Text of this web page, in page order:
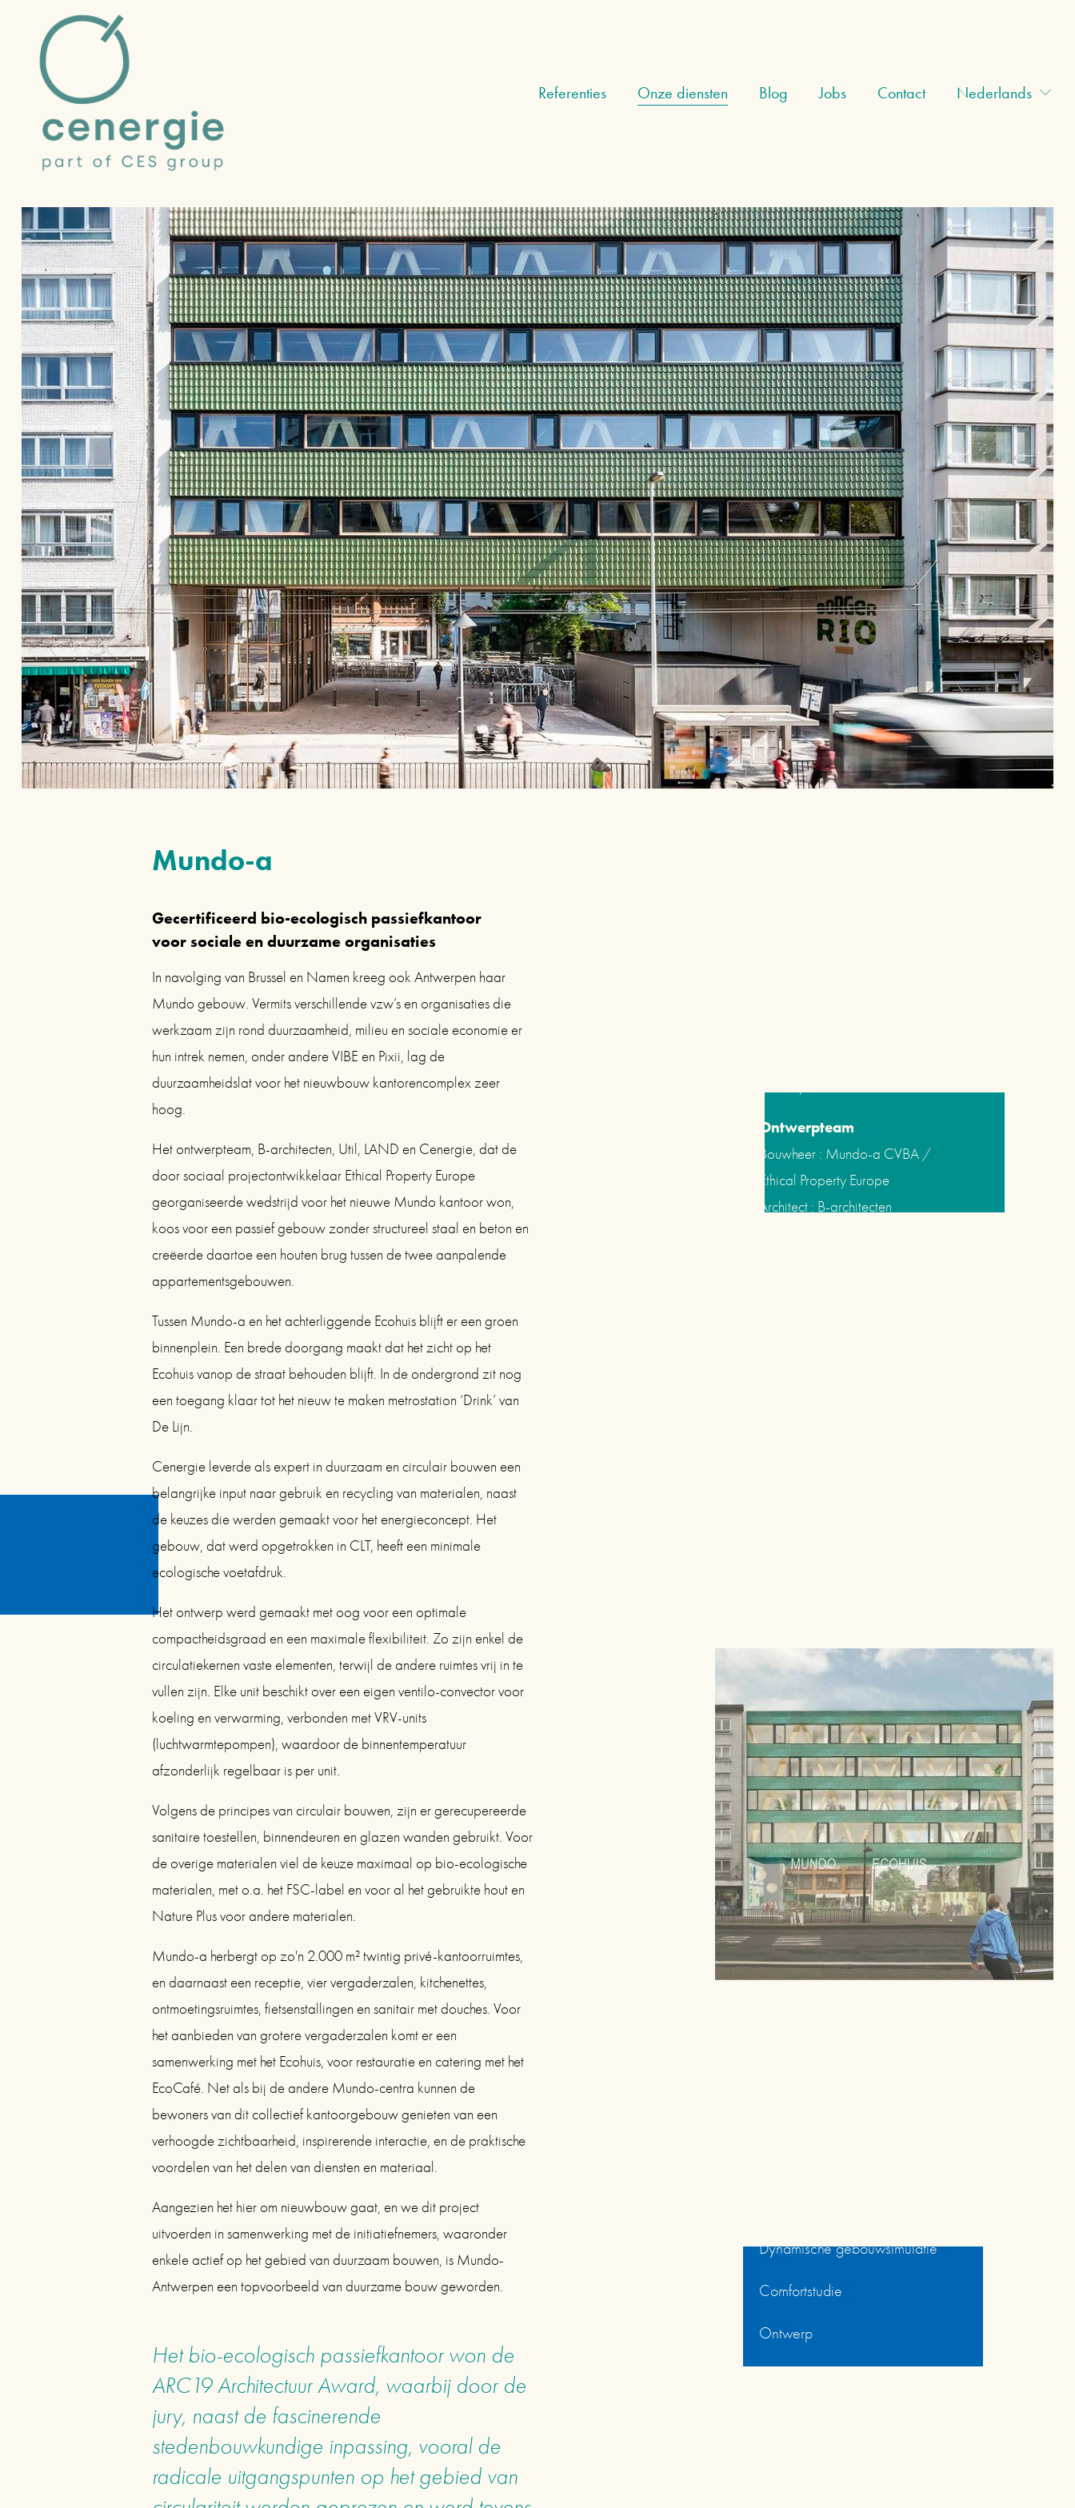
Referenties Onze diensten Blog Jobs Contact Nederlands
Mundo-a
Gecertificeerd bio-ecologisch passiefkantoor
voor sociale en duurzame organisaties
Ontwerpteam
Bouwheer : Mundo-a CVBA /
Ethical Property Europe
Architect : B-architecten
In navolging van Brussel en Namen kreeg ook Antwerpen haar
Mundo gebouw. Vermits verschillende vzw’s en organisaties die
werkzaam zijn rond duurzaamheid, milieu en sociale economie er
hun intrek nemen, onder andere VIBE en Pixii, lag de
duurzaamheidslat voor het nieuwbouw kantorencomplex zeer
hoog.
Het ontwerpteam, B-architecten, Util, LAND en Cenergie, dat de
door sociaal projectontwikkelaar Ethical Property Europe
georganiseerde wedstrijd voor het nieuwe Mundo kantoor won,
koos voor een passief gebouw zonder structureel staal en beton en
creëerde daartoe een houten brug tussen de twee aanpalende
appartementsgebouwen.
Tussen Mundo-a en het achterliggende Ecohuis blijft er een groen
binnenplein. Een brede doorgang maakt dat het zicht op het
Ecohuis vanop de straat behouden blijft. In de ondergrond zit nog
een toegang klaar tot het nieuw te maken metrostation ‘Drink’ van
De Lijn.
Cenergie leverde als expert in duurzaam en circulair bouwen een
belangrijke input naar gebruik en recycling van materialen, naast
de keuzes die werden gemaakt voor het energieconcept. Het
gebouw, dat werd opgetrokken in CLT, heeft een minimale
ecologische voetafdruk.
Het ontwerp werd gemaakt met oog voor een optimale
compactheidsgraad en een maximale flexibiliteit. Zo zijn enkel de
circulatiekernen vaste elementen, terwijl de andere ruimtes vrij in te
vullen zijn. Elke unit beschikt over een eigen ventilo-convector voor
koeling en verwarming, verbonden met VRV-units
(luchtwarmtepompen), waardoor de binnentemperatuur
afzonderlijk regelbaar is per unit.
Volgens de principes van circulair bouwen, zijn er gerecupereerde
sanitaire toestellen, binnendeuren en glazen wanden gebruikt. Voor
de overige materialen viel de keuze maximaal op bio-ecologische
materialen, met o.a. het FSC-label en voor al het gebruikte hout en
Nature Plus voor andere materialen.
Mundo-a herbergt op zo'n 2.000 m² twintig privé-kantoorruimtes,
en daarnaast een receptie, vier vergaderzalen, kitchenettes,
ontmoetingsruimtes, fietsenstallingen en sanitair met douches. Voor
het aanbieden van grotere vergaderzalen komt er een
samenwerking met het Ecohuis, voor restauratie en catering met het
EcoCafé. Net als bij de andere Mundo-centra kunnen de
bewoners van dit collectief kantoorgebouw genieten van een
verhoogde zichtbaarheid, inspirerende interactie, en de praktische
voordelen van het delen van diensten en materiaal.
Aangezien het hier om nieuwbouw gaat, en we dit project
uitvoerden in samenwerking met de initiatiefnemers, waaronder
enkele actief op het gebied van duurzaam bouwen, is Mundo-
Antwerpen een topvoorbeeld van duurzame bouw geworden.
Dynamische gebouwsimulatie
Comfortstudie
Ontwerp
Het bio-ecologisch passiefkantoor won de
ARC19 Architectuur Award, waarbij door de
jury, naast de fascinerende
stedenbouwkundige inpassing, vooral de
radicale uitgangspunten op het gebied van